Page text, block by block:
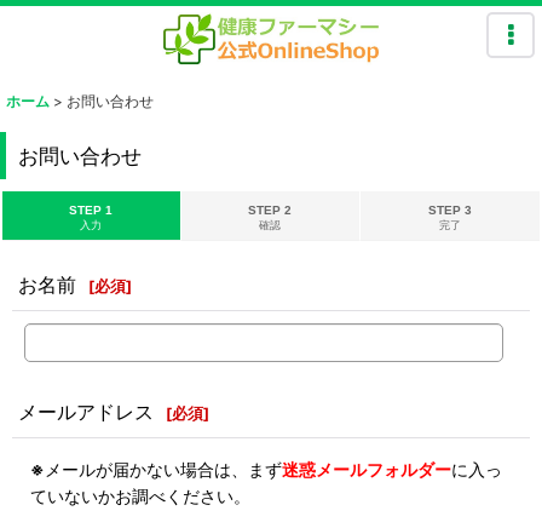
ホーム > お問い合わせ
お問い合わせ
STEP 1
入力
STEP 2
確認
STEP 3
完了
お名前 [必須]
メールアドレス [必須]
※ メールが届かない場合は、まず迷惑メールフォルダーに入っ
ていないかお調べください。